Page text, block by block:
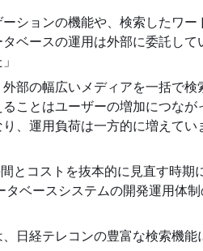
ションの機能や、検索したワー
ベースの運用は外部に委託して
部の幅広いメディアを一括で検
ことはユーザーの増加につなが
、運用負荷は一方的に増えてい
とコストを抜本的に見直す時期
ベースシステムの開発運用体
日経テレコンの豊富な検索機能